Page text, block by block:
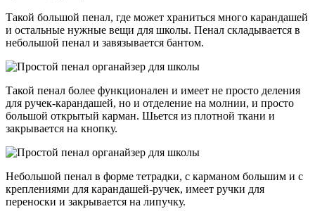
Такой большой пенал, где может храниться много карандашей
и остальные нужные вещи для школы. Пенал складывается в
небольшой пенал и завязывается бантом.
Такой пенал более функционален и имеет не просто деления
для ручек-карандашей, но и отделение на молнии, и просто
большой открытый карман. Шьется из плотной ткани и
закрывается на кнопку.
Небольшой пенал в форме тетрадки, с карманом большим и с
креплениями для карандашей-ручек, имеет ручки для
переноски и закрывается на липучку.